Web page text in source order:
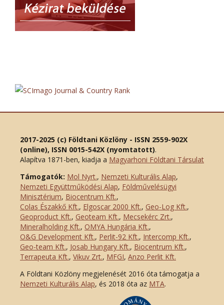
2017-2025 (c) Földtani Közlöny - ISSN 2559-902X
(online), ISSN 0015-542X (nyomtatott).
Alapítva 1871-ben, kiadja a Magyarhoni Földtani Társulat
Támogatók: Mol Nyrt., Nemzeti Kulturális Alap,
Nemzeti Együttműködési Alap, Földművelésügyi
Minisztérium, Biocentrum Kft.,
Colas Északkő Kft., Elgoscar 2000 Kft., Geo-Log Kft.,
Geoproduct Kft., Geoteam Kft., Mecsekérc Zrt.,
Mineralholding Kft., OMYA Hungária Kft.,
O&G Development Kft., Perlit-92 Kft., Intercomp Kft.,
Geo-team Kft., Josab Hungary Kft., Biocentrum Kft.,
Terrapeuta Kft., Vikuv Zrt., MFGI, Anzo Perlit Kft.
A Földtani Közlöny megjelenését 2016 óta támogatja a
Nemzeti Kulturális Alap, és 2018 óta az MTA.